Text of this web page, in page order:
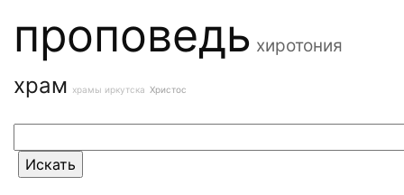
проповедь хиротония
храм храмы иркутска Христос